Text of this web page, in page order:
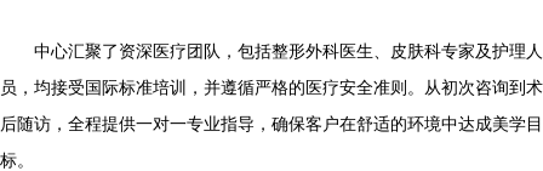
中心汇聚了资深医疗团队，包括整形外科医生、皮肤科专家及护理人
员，均接受国际标准培训，并遵循严格的医疗安全准则。从初次咨询到术
后随访，全程提供一对一专业指导，确保客户在舒适的环境中达成美学目
标。